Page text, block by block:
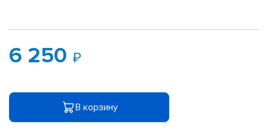
6 250
В корзину